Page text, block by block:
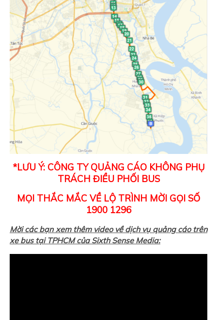
*LƯU Ý: CÔNG TY QUẢNG CÁO KHÔNG PHỤ
TRÁCH ĐIỀU PHỐI BUS
MỌI THẮC MẮC VỀ LỘ TRÌNH MỜI GỌI SỐ
1900 1296
Mời các bạn xem thêm video về dịch vụ quảng cáo trên
xe bus tại TPHCM của Sixth Sense Media: